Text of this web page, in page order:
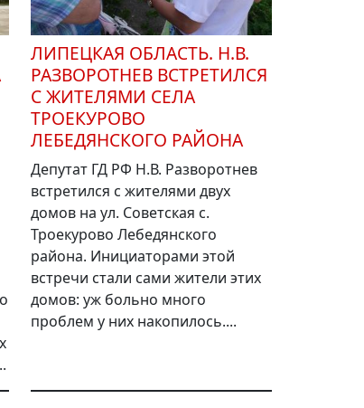
ЛИПЕЦКАЯ ОБЛАСТЬ. Н.В.
РАЗВОРОТНЕВ ВСТРЕТИЛСЯ
С ЖИТЕЛЯМИ СЕЛА
ТРОЕКУРОВО
ЛЕБЕДЯНСКОГО РАЙОНА
Депутат ГД РФ Н.В. Разворотнев
встретился с жителями двух
домов на ул. Советская с.
Троекурово Лебедянского
района. Инициаторами этой
встречи стали сами жители этих
домов: уж больно много
проблем у них накопилось....